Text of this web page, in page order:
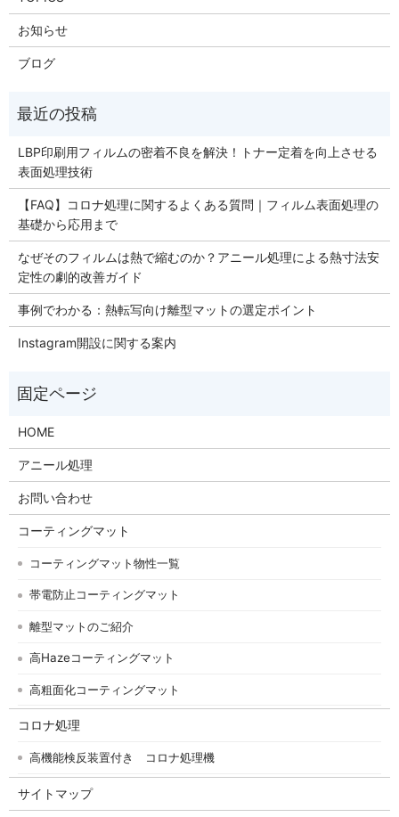
お知らせ
ブログ
LBP印刷用フィルムの密着不良を解決！トナー定着を向上させる
表面処理技術
【FAQ】コロナ処理に関するよくある質問｜フィルム表面処理の
基礎から応用まで
なぜそのフィルムは熱で縮むのか？アニール処理による熱寸法安
定性の劇的改善ガイド
事例でわかる：熱転写向け離型マットの選定ポイント
Instagram開設に関する案内
HOME
アニール処理
お問い合わせ
コーティングマット
コーティングマット物性一覧
帯電防止コーティングマット
離型マットのご紹介
高Hazeコーティングマット
高粗面化コーティングマット
コロナ処理
高機能検反装置付き コロナ処理機
サイトマップ